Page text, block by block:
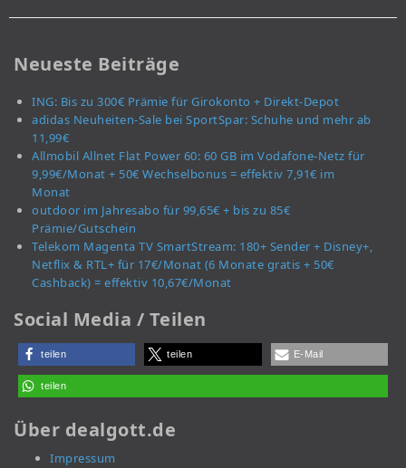
Neueste Beiträge
ING: Bis zu 300€ Prämie für Girokonto + Direkt-Depot
adidas Neuheiten-Sale bei SportSpar: Schuhe und mehr ab
11,99€
Allmobil Allnet Flat Power 60: 60 GB im Vodafone-Netz für
9,99€/Monat + 50€ Wechselbonus = effektiv 7,91€ im
Monat
outdoor im Jahresabo für 99,65€ + bis zu 85€
Prämie/Gutschein
Telekom Magenta TV SmartStream: 180+ Sender + Disney+,
Netflix & RTL+ für 17€/Monat (6 Monate gratis + 50€
Cashback) = effektiv 10,67€/Monat
Social Media / Teilen
teilen teilen E-Mail
teilen
Über dealgott.de
Impressum